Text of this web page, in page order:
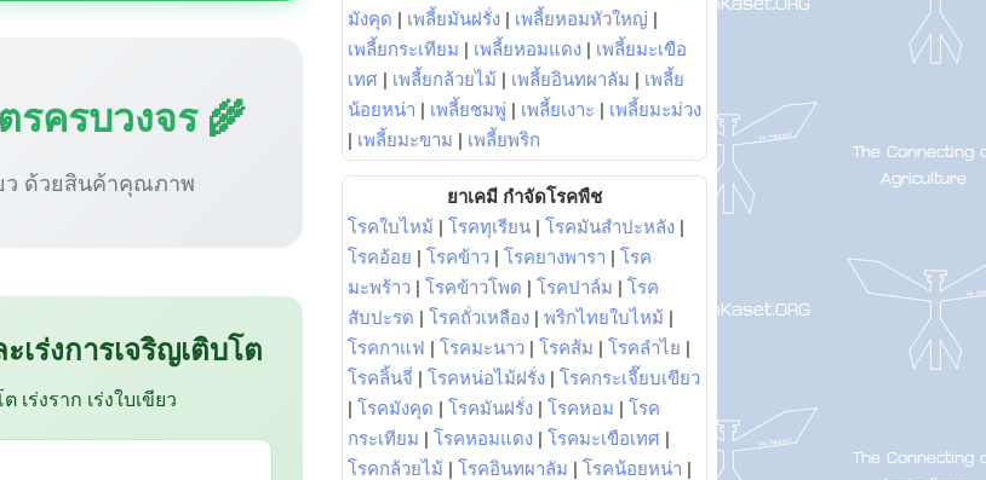
ครบวงจร 🌾
ว ด้วยสินค้าคุณภาพ
ร่งการเจริญเติบโต
ร่งราก เร่งใบเขียว
มังคุด | เพลี้ยมันฝรั่ง | เพลี้ยหอมหัวใหญ่ |
เพลี้ยกระเทียม | เพลี้ยหอมแดง | เพลี้ยมะเขือ
เทศ | เพลี้ยกล้วยไม้ | เพลี้ยอินทผาลัม | เพลี้ย
น้อยหน่า | เพลี้ยชมพู่ | เพลี้ยเงาะ | เพลี้ยมะม่วง
| เพลี้ยมะขาม | เพลี้ยพริก
ยาเคมี กำจัดโรคพืช
โรคใบไหม้ | โรคทุเรียน | โรคมันสำปะหลัง |
โรคอ้อย | โรคข้าว | โรคยางพารา | โรค
มะพร้าว | โรคข้าวโพด | โรคปาล์ม | โรค
สับปะรด | โรคถั่วเหลือง | พริกไทยใบไหม้ |
โรคกาแฟ | โรคมะนาว | โรคส้ม | โรคลำไย |
โรคลิ้นจี่ | โรคหน่อไม้ฝรั่ง | โรคกระเจี๊ยบเขียว
| โรคมังคุด | โรคมันฝรั่ง | โรคหอม | โรค
กระเทียม | โรคหอมแดง | โรคมะเขือเทศ |
โรคกล้วยไม้ | โรคอินทผาลัม | โรคน้อยหน่า |